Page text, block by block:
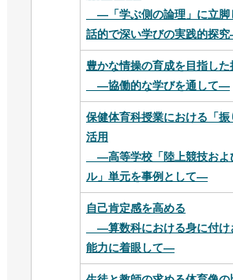
―「学ぶ側の論理」に立脚
話的で深い学びの実践的探
豊かな情操の育成を目指した
―協働的な学びを通して―
保健体育科授業における「
活用
―高等学校「陸上競技およ
ル」単元を事例として―
自己肯定感を高める
―算数科における身に付け
能力に着眼して―